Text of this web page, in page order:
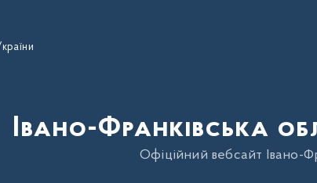
Івано-Франківська
Офіційний вебсайт Івано-